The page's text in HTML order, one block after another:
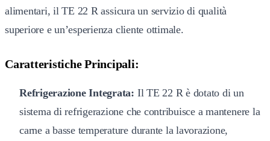
alimentari, il TE 22 R assicura un servizio di qualità
superiore e un’esperienza cliente ottimale.
Caratteristiche Principali:
Refrigerazione Integrata: Il TE 22 R è dotato di un
sistema di refrigerazione che contribuisce a mantenere la
carne a basse temperature durante la lavorazione,